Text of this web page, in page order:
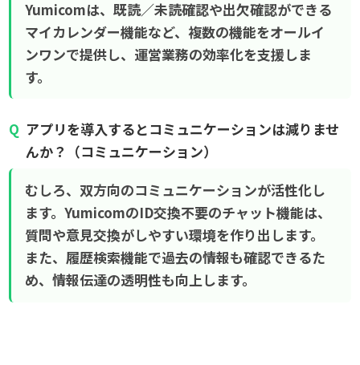
Yumicomは、既読／未読確認や出欠確認ができる
マイカレンダー機能など、複数の機能をオールイ
ンワンで提供し、運営業務の効率化を支援しま
す。
アプリを導入するとコミュニケーションは減りませ
んか？（コミュニケーション）
むしろ、双方向のコミュニケーションが活性化し
ます。YumicomのID交換不要のチャット機能は、
質問や意見交換がしやすい環境を作り出します。
また、履歴検索機能で過去の情報も確認できるた
め、情報伝達の透明性も向上します。